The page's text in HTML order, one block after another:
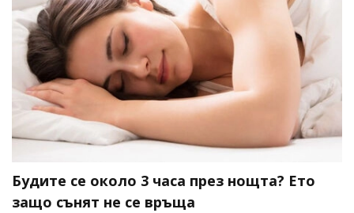
Будите се около 3 часа през нощта? Ето
защо сънят не се връща